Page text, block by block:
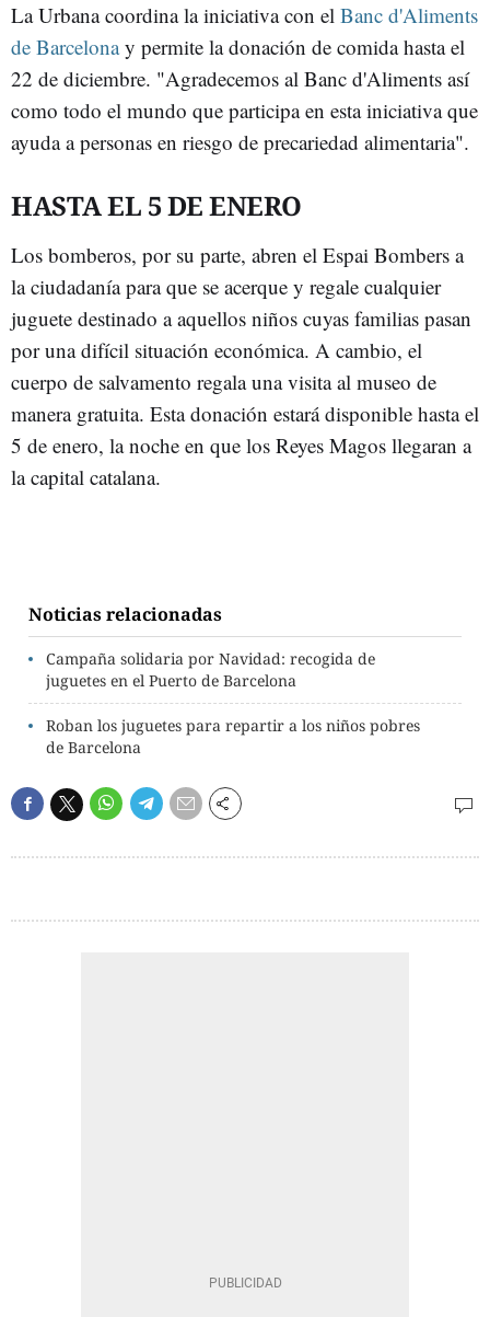
La Urbana coordina la iniciativa con el Banc d'Aliments
de Barcelonay permite la donación de comida hasta el
22 de diciembre. "Agradecemos al Banc d'Aliments así
como todo el mundo que participa en esta iniciativa que
ayuda a personas en riesgo de precariedad alimentaria".
HASTA EL 5 DE ENERO
Los bomberos, por su parte, abren el Espai Bombers a
la ciudadanía para que se acerque y regale cualquier
juguete destinado a aquellos niños cuyas familias pasan
por una difícil situación económica. A cambio, el
cuerpo de salvamento regala una visita al museo de
manera gratuita. Esta donación estará disponible hasta el
5 de enero, la noche en que los Reyes Magos llegaran a
la capital catalana.
Noticias relacionadas
Campaña solidaria por Navidad: recogida de
juguetes en el Puerto de Barcelona
Roban los juguetes para repartir a los niños pobres
de Barcelona